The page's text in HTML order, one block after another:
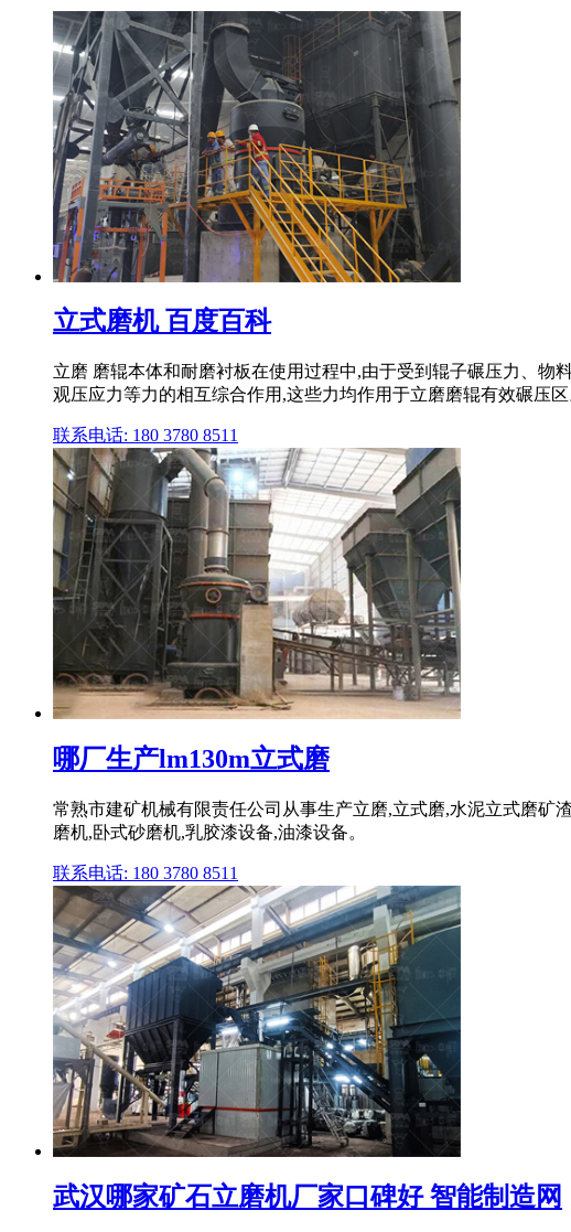
立式磨机 百度百科
立磨 磨辊本体和耐磨衬板在使用过程中,由于受到辊子碾压力、
观压应力等力的相互综合作用,这些力均作用于立磨磨辊有效碾压区
联系电话: 180 3780 8511
哪厂生产lm130m立式磨
常熟市建矿机械有限责任公司从事生产立磨,立式磨,水泥立式磨矿
磨机,卧式砂磨机,乳胶漆设备,油漆设备。
联系电话: 180 3780 8511
武汉哪家矿石立磨机厂家口碑好 智能制造网